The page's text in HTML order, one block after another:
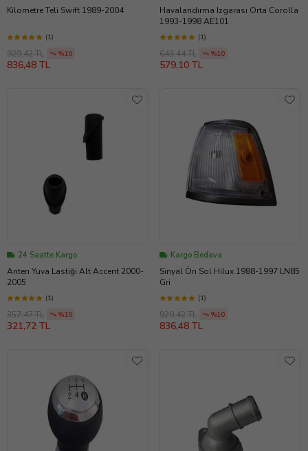
Kilometre Teli Swift 1989-2004
(1)
929,42 TL %10
836,48 TL
Havalandırma Izgarası Orta Corolla
1993-1998 AE101
(1)
643,44 TL %10
579,10 TL
24 Saatte Kargo
Anten Yuva Lastiği Alt Accent 2000-
2005
(1)
357,47 TL %10
321,72 TL
Kargo Bedava
Sinyal Ön Sol Hilux 1988-1997 LN85
Gri
(1)
929,42 TL %10
836,48 TL